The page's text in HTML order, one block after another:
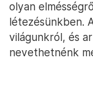
olyan
létezésünkben.
világunkról, és
nevethetnénk